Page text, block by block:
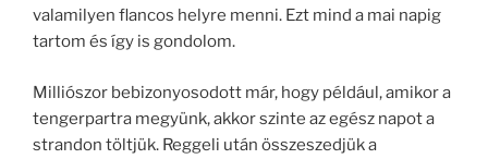
valamilyen flancos helyre menni. Ezt mind a mai napig
tartom és így is gondolom.
Milliószor bebizonyosodott már, hogy például, amikor a
tengerpartra megyünk, akkor szinte az egész napot a
strandon töltjük. Reggeli után összeszedjük a